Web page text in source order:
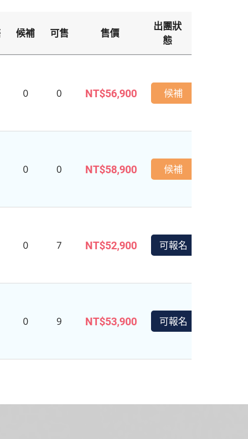
候補 可售 售價
出團狀
態
0 0 NT$56,900 候補
0 0 NT$58,900 候補
0 7 NT$52,900 可報名
0 9 NT$53,900 可報名